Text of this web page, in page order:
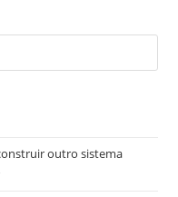
outro sistema